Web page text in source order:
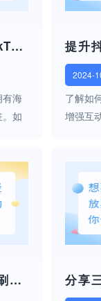
如何挑选产品提升转化率？TikTok直播带货必备的流量与选品策略是什么？
有海
如
2024-
了解如
增强互
如何在抖音上快速增粉？不靠刷量也能涨粉的秘诀是什么？